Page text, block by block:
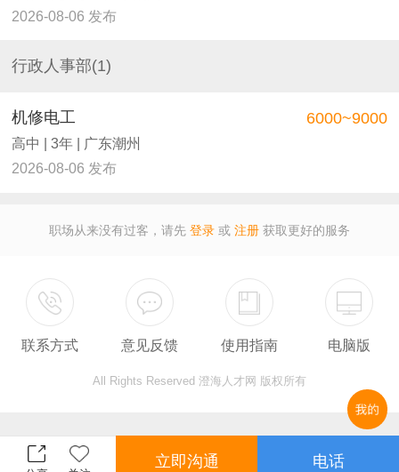
2026-08-06 发布
行政人事部(1)
机修电工
高中 | 3年 | 广东潮州
2026-08-06 发布
6000~9000
立即沟通 电话
职场从来没有过客，请先 登录 或 注册 获取更好的服务
联系方式 意见反馈 使用指南 电脑版
All Rights Reserved 澄海人才网 版权所有